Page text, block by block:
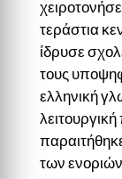
τεράστια
ίδρυσε
τους
ελληνική
των